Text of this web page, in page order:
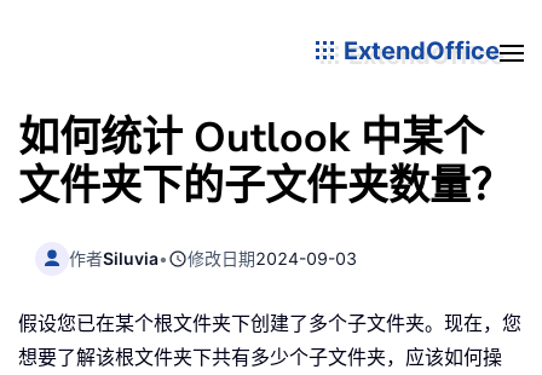
ExtendOffice
如何统计 Outlook 中某个
文件夹下的子文件夹数量？
作者Siluvia• 修改日期2024-09-03
假设您已在某个根文件夹下创建了多个子文件夹。现在，您
想要了解该根文件夹下共有多少个子文件夹，应该如何操